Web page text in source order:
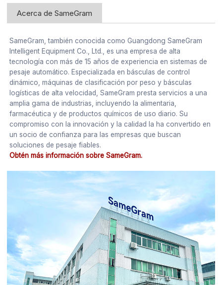
Acerca de SameGram
SameGram, también conocida como Guangdong SameGram
Intelligent Equipment Co., Ltd., es una empresa de alta
tecnología con más de 15 años de experiencia en sistemas de
pesaje automático. Especializada en básculas de control
dinámico, máquinas de clasificación por peso y básculas
logísticas de alta velocidad, SameGram presta servicios a una
amplia gama de industrias, incluyendo la alimentaria,
farmacéutica y de productos químicos de uso diario. Su
compromiso con la innovación y la calidad la ha convertido en
un socio de confianza para las empresas que buscan
soluciones de pesaje fiables.
Obtén más información sobre SameGram.